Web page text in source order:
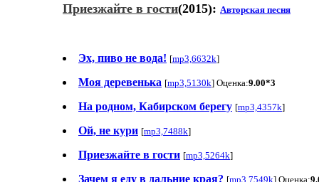
Приезжайте в гости(2015): Авторская песня
Эх, пиво не вода! [mp3,6632k]
Моя деревенька [mp3,5130k] Оценка:9.00*3
На родном, Кабирском берегу [mp3,4357k]
Ой, не кури [mp3,7488k]
Приезжайте в гости [mp3,5264k]
Зачем я еду в дальние края? [mp3,7549k] Оценка: